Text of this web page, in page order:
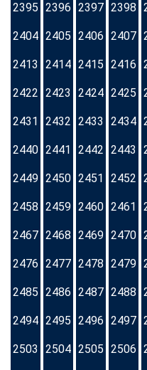
2395 2396 2397 2398
2404 2405 2406 2407
2413 2414 2415 2416
2422 2423 2424 2425
2431 2432 2433 2434
2440 2441 2442 2443
2449 2450 2451 2452
2458 2459 2460 2461
2467 2468 2469 2470
2476 2477 2478 2479
2485 2486 2487 2488
2494 2495 2496 2497
2503 2504 2505 2506